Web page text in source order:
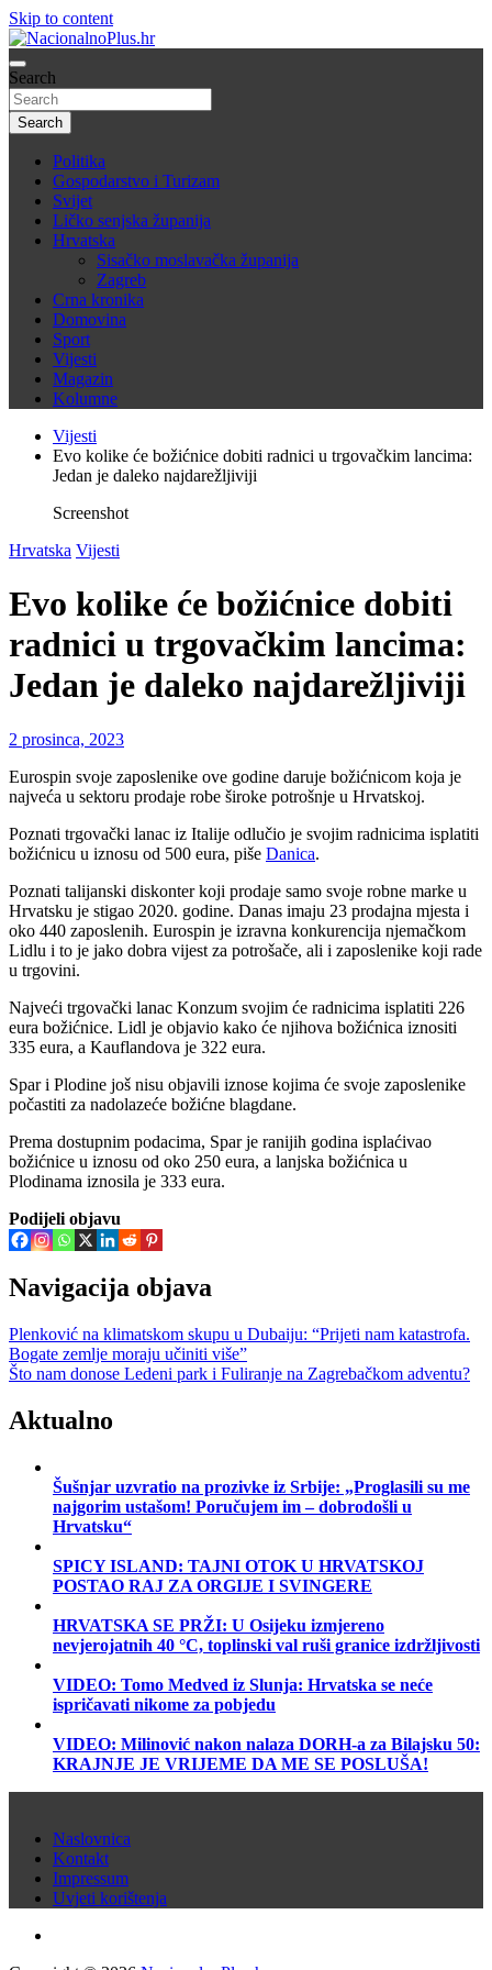
Skip to content
NacionalnoPlus.hr
Nacija želi znati više
Search
Search
Politika
Gospodarstvo i Turizam
Svijet
Ličko senjska županija
Hrvatska
Sisačko moslavačka županija
Zagreb
Crna kronika
Domovina
Sport
Vijesti
Magazin
Kolumne
Vijesti
Evo kolike će božićnice dobiti radnici u trgovačkim lancima:
Jedan je daleko najdarežljiviji
Screenshot
Hrvatska Vijesti
Evo kolike će božićnice dobiti
radnici u trgovačkim lancima:
Jedan je daleko najdarežljiviji
2 prosinca, 2023
Eurospin svoje zaposlenike ove godine daruje božićnicom koja je
najveća u sektoru prodaje robe široke potrošnje u Hrvatskoj.
Poznati trgovački lanac iz Italije odlučio je svojim radnicima isplatiti
božićnicu u iznosu od 500 eura, piše Danica.
Poznati talijanski diskonter koji prodaje samo svoje robne marke u
Hrvatsku je stigao 2020. godine. Danas imaju 23 prodajna mjesta i
oko 440 zaposlenih. Eurospin je izravna konkurencija njemačkom
Lidlu i to je jako dobra vijest za potrošače, ali i zaposlenike koji rade
u trgovini.
Najveći trgovački lanac Konzum svojim će radnicima isplatiti 226
eura božićnice. Lidl je objavio kako će njihova božićnica iznositi
335 eura, a Kauflandova je 322 eura.
Spar i Plodine još nisu objavili iznose kojima će svoje zaposlenike
počastiti za nadolazeće božićne blagdane.
Prema dostupnim podacima, Spar je ranijih godina isplaćivao
božićnice u iznosu od oko 250 eura, a lanjska božićnica u
Plodinama iznosila je 333 eura.
Podijeli objavu
Navigacija objava
Plenković na klimatskom skupu u Dubaiju: “Prijeti nam katastrofa.
Bogate zemlje moraju učiniti više”
Što nam donose Ledeni park i Fuliranje na Zagrebačkom adventu?
Aktualno
Šušnjar uzvratio na prozivke iz Srbije: „Proglasili su me
najgorim ustašom! Poručujem im – dobrodošli u
Hrvatsku“
SPICY ISLAND: TAJNI OTOK U HRVATSKOJ
POSTAO RAJ ZA ORGIJE I SVINGERE
HRVATSKA SE PRŽI: U Osijeku izmjereno
nevjerojatnih 40 °C, toplinski val ruši granice izdržljivosti
VIDEO: Tomo Medved iz Slunja: Hrvatska se neće
ispričavati nikome za pobjedu
VIDEO: Milinović nakon nalaza DORH-a za Bilajsku 50:
KRAJNJE JE VRIJEME DA ME SE POSLUŠA!
Naslovnica
Kontakt
Impressum
Uvjeti korištenja